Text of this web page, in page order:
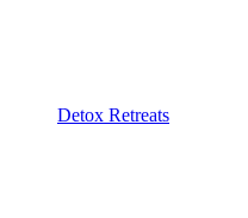
Detox Retreats